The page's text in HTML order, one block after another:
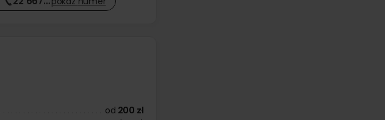
od 200 zł